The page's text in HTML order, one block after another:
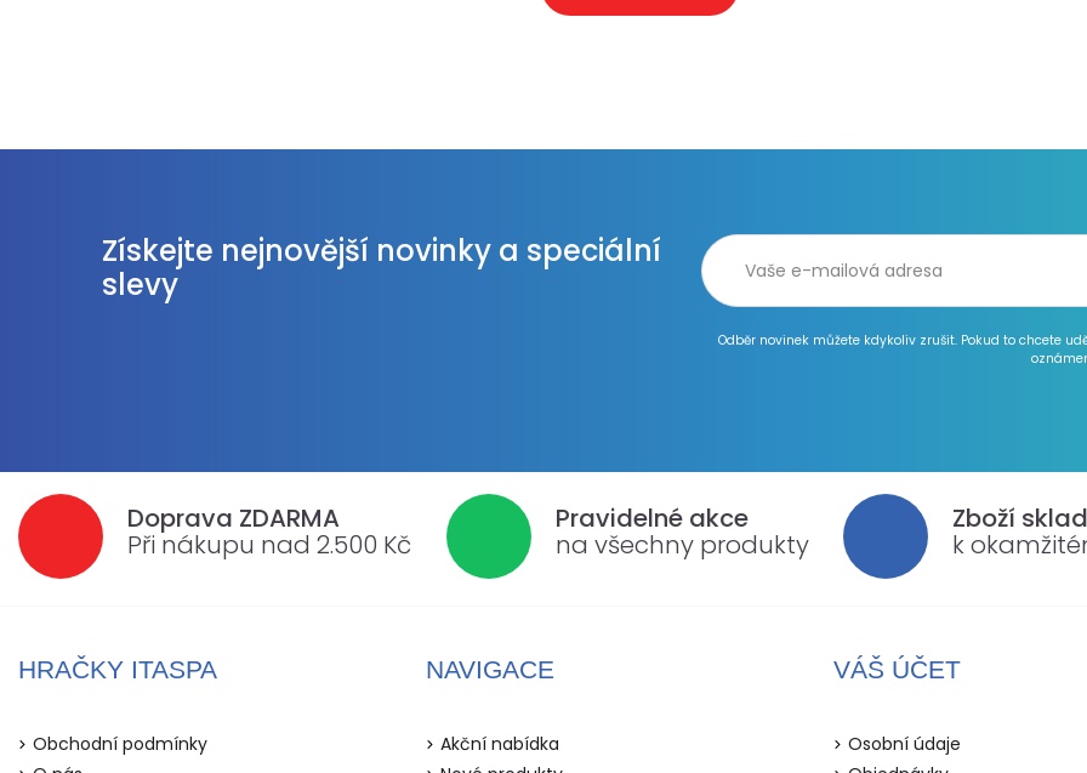
Získejte nejnovější novinky a speciální
slevy
Odběr novinek můžete kdykoliv zrušit. Pokud to chcete
Doprava ZDARMA
Při nákupu nad 2.500 Kč
Pravidelné akce
na všechny produkty
Zboží
k
HRAČKY ITASPA
Obchodní podmínky
NAVIGACE
Akční nabídka
VÁŠ ÚČET
Osobní údaje